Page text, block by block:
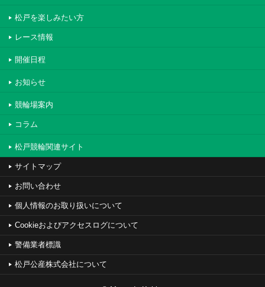
松戸を楽しみたい方
レース情報
開催日程
お知らせ
競輪場案内
コラム
松戸競輪関連サイト
サイトマップ
お問い合わせ
個人情報のお取り扱いについて
Cookieおよびアクセスログについて
警備業者標識
松戸公産株式会社について